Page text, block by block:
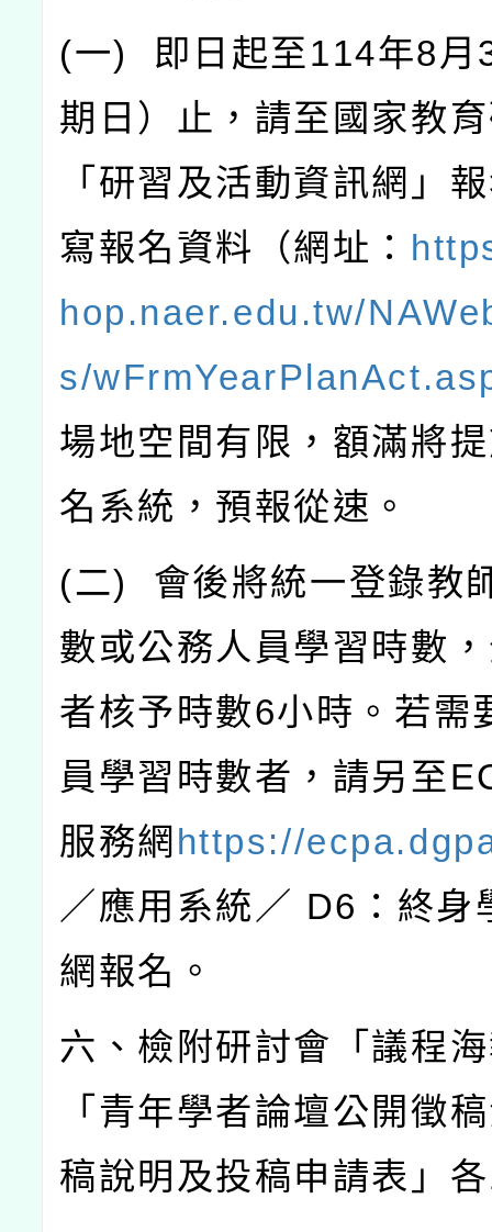
(一) 即日起至114年8月
期日）止，請至國家教
「研習及活動資訊網」
寫報名資料（網址：
hop.naer.edu.tw/
s/
場地空間有限，額滿將
名系統，預報從速。
(二) 會後將統一登錄教
數或公務人員學習時數
者核予時數6小時。若需
員學習時數者，請另至
服務網 https://
／應用系統／ D6 ：終
網報名。
六、檢附研討會「議程
「青年學者論壇公開徵
稿說明及投稿申請表」各